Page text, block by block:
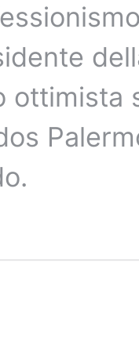
ottimista